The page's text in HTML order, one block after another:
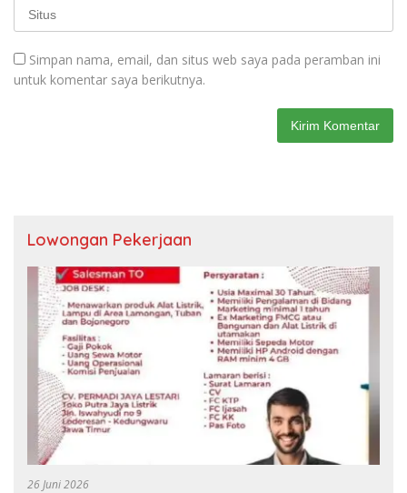
Simpan nama, email, dan situs web saya pada peramban ini
untuk komentar saya berikutnya.
Lowongan Pekerjaan
26 Juni 2026